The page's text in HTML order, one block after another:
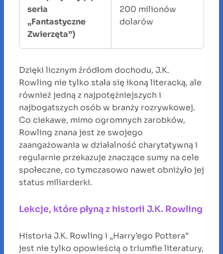
seria
„Fantastyczne
Zwierzęta”)
200 milionów
dolarów
Dzięki licznym źródłom dochodu, J.K.
Rowling nie tylko stała się ikoną literacką, ale
również jedną z najpotężniejszych i
najbogatszych osób w branży rozrywkowej.
Co ciekawe, mimo ogromnych zarobków,
Rowling znana jest ze swojego
zaangażowania w działalność charytatywną i
regularnie przekazuje znaczące sumy na cele
społeczne, co tymczasowo nawet obniżyło jej
status miliarderki.
Lekcje, które płyną z historii J.K. Rowling
Historia J.K. Rowling i „Harry’ego Pottera”
jest nie tylko opowieścią o triumfie literatury,